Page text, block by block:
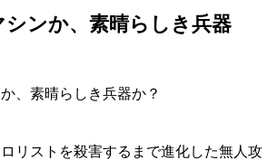
シンか、素晴らしき兵器
、素晴らしき兵器か？
リストを殺害するまで進化した無人攻